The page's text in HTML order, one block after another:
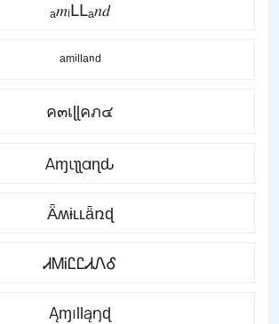
ₐ𝑚ᵢԼԼₐ𝑛𝑑
ᵃᵐⁱˡˡᵃⁿᵈ
ค๓เɭɭคภ๔
Αɱιʅʅαɳԃ
Ǟʍɨʟʟǟռɖ
ᏗᎷᎥᏝᏝᏗᏁᎴ
ĄɱıƖƖąŋɖ